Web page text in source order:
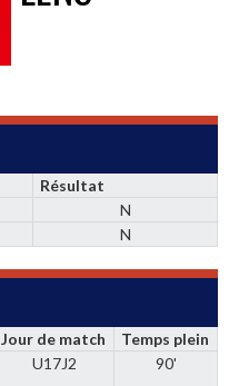
Résultat
N
N
Jour de match
Temps plein
U17J2 90'